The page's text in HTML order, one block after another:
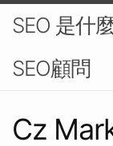
SEO 是什
SEO顧問
Cz